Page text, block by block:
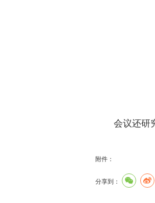
会议还研究
附件：
分享到：